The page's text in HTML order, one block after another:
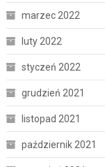
marzec 2022
luty 2022
styczeń 2022
grudzień 2021
listopad 2021
październik 2021